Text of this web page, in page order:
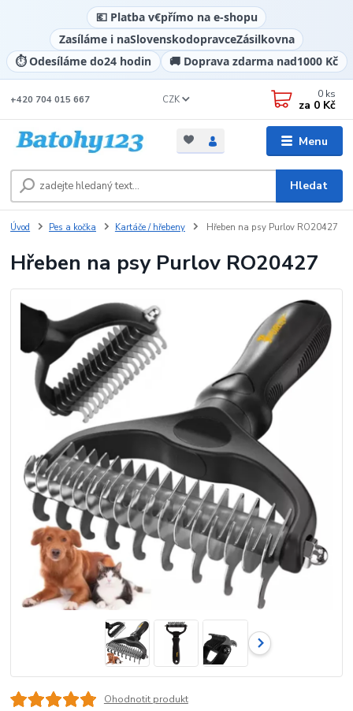
💶 Platba v€přímo na e-shopu
Zasíláme i naSlovenskodopravceZásilkovna
⏱️ Odesíláme do24 hodin 🚚 Doprava zdarma nad1000 Kč
Menu
CZK
Hledat
+420 704 015 667 0 ks
za 0 Kč
Úvod Pes a kočka Kartáče / hřebeny Hřeben na psy Purlov RO20427
Hřeben na psy Purlov RO20427
Ohodnotit produkt